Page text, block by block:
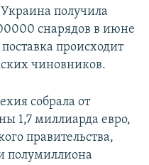
получила
снарядов в июне
происходит
чиновников.
собрала от
1,7 миллиарда евро,
правительства,
полумиллиона